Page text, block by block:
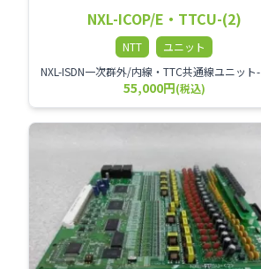
NXL-ICOP/E・TTCU-(2)
NTT
ユニット
NXL-ISDN一次群外/内線・TTC共通線ユニット-
55,000円(税込)